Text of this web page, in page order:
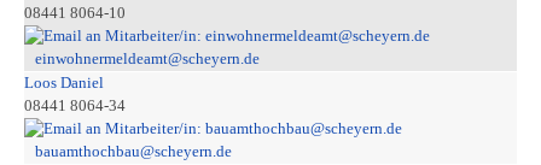
08441 8064-10
einwohnermeldeamt@scheyern.de
Loos Daniel
08441 8064-34
bauamthochbau@scheyern.de